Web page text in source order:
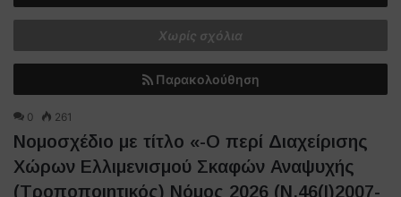
Χωρίς σχόλια
Παρακολούθηση
0 261
Νομοσχέδιο με τίτλο «-O περί Διαχείρισης
Χώρων Ελλιμενισμού Σκαφών Αναψυχής
(Τροποποιητικός) Νόμος 2026 (Ν.46(Ι)2007-